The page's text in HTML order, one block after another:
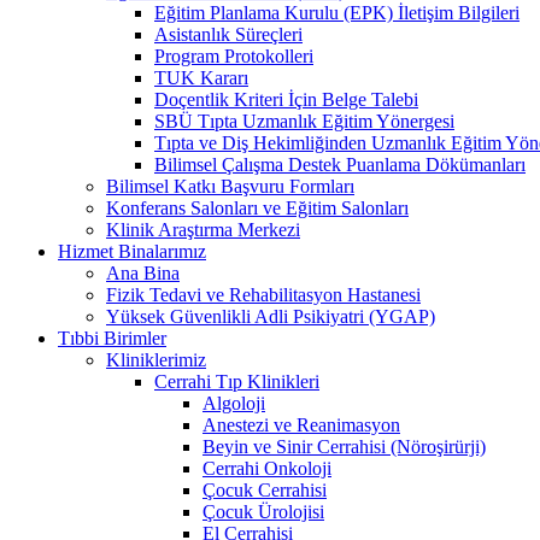
Eğitim Planlama Kurulu (EPK) İletişim Bilgileri
Asistanlık Süreçleri
Program Protokolleri
TUK Kararı
Doçentlik Kriteri İçin Belge Talebi
SBÜ Tıpta Uzmanlık Eğitim Yönergesi
Tıpta ve Diş Hekimliğinden Uzmanlık Eğitim
Bilimsel Çalışma Destek Puanlama Dökümanları
Bilimsel Katkı Başvuru Formları
Konferans Salonları ve Eğitim Salonları
Klinik Araştırma Merkezi
Hizmet Binalarımız
Ana Bina
Fizik Tedavi ve Rehabilitasyon Hastanesi
Yüksek Güvenlikli Adli Psikiyatri (YGAP)
Tıbbi Birimler
Kliniklerimiz
Cerrahi Tıp Klinikleri
Algoloji
Anestezi ve Reanimasyon
Beyin ve Sinir Cerrahisi (Nöroşirürji)
Cerrahi Onkoloji
Çocuk Cerrahisi
Çocuk Ürolojisi
El Cerrahisi